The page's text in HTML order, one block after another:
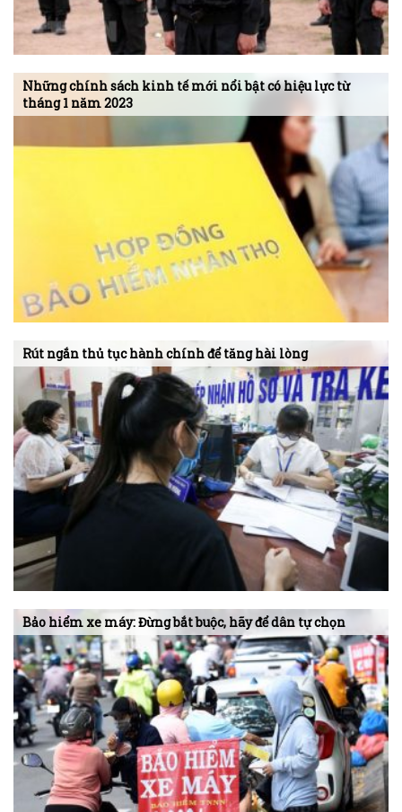
Những chính sách kinh tế mới nổi bật có hiệu lực từ
tháng 1 năm 2023
Rút ngắn thủ tục hành chính để tăng hài lòng
Bảo hiểm xe máy: Đừng bắt buộc, hãy để dân tự chọn